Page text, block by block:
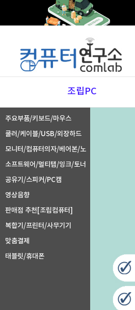
조립PC
주요부품/키보드/마우스
쿨러/케이블/USB/외장하드
모니터/컴퓨터의자/베어본/노
트북주변기기
소프트웨어/멀티탭/잉크/토너
공유기/스피커/PC캠
영상음향
판매점 추천[조립컴퓨터]
복합기/프린터/사무기기
맞춤결제
태블릿/휴대폰